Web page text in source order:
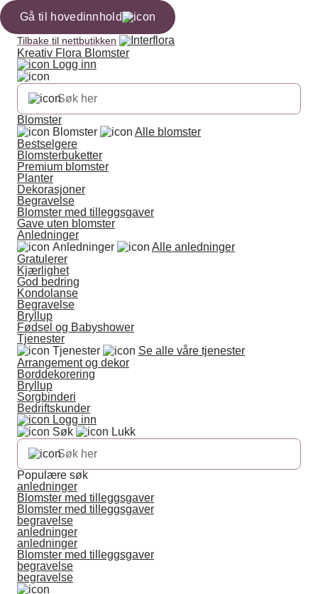
Gå til hovedinnhold
Tilbake til nettbutikken
Kreativ Flora Blomster
Logg inn
Blomster
Blomster
Alle blomster
Bestselgere
Blomsterbuketter
Premium blomster
Planter
Dekorasjoner
Begravelse
Blomster med tilleggsgaver
Gave uten blomster
Anledninger
Anledninger
Alle anledninger
Gratulerer
Kjærlighet
God bedring
Kondolanse
Begravelse
Bryllup
Fødsel og Babyshower
Tjenester
Tjenester
Se alle våre tjenester
Arrangement og dekor
Borddekorering
Bryllup
Sorgbinderi
Bedriftskunder
Logg inn
Søk
Lukk
Populære søk
anledninger
Blomster med tilleggsgaver
Blomster med tilleggsgaver
begravelse
anledninger
anledninger
Blomster med tilleggsgaver
begravelse
begravelse